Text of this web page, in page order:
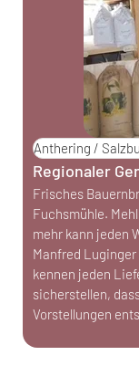
Anthering /
Regionaler
Frisches
Fuchsmühle.
mehr kann jeden
Manfred
kennen jeden
sicherstellen,
Vorstellungen